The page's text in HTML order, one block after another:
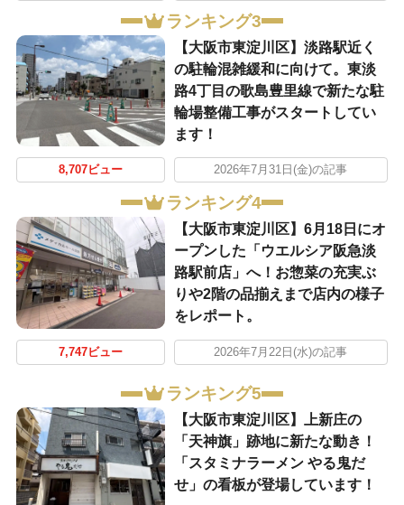
ランキング3
【大阪市東淀川区】淡路駅近く
の駐輪混雑緩和に向けて。東淡
路4丁目の歌島豊里線で新たな駐
輪場整備工事がスタートしてい
ます！
8,707ビュー 2026年7月31日(金)の記事
ランキング4
【大阪市東淀川区】6月18日にオ
ープンした「ウエルシア阪急淡
路駅前店」へ！お惣菜の充実ぶ
りや2階の品揃えまで店内の様子
をレポート。
7,747ビュー 2026年7月22日(水)の記事
ランキング5
【大阪市東淀川区】上新庄の
「天神旗」跡地に新たな動き！
「スタミナラーメン やる鬼だ
せ」の看板が登場しています！